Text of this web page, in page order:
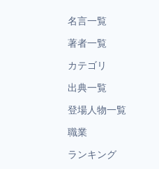
名言一覧
著者一覧
カテゴリ
出典一覧
登場人物一覧
職業
ランキング